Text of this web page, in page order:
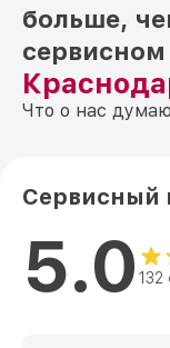
больше,
Что о нас
Сервисный
5.0 132